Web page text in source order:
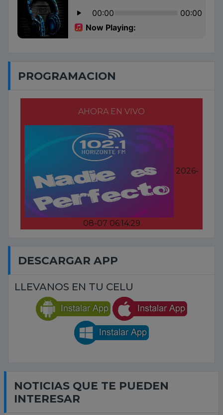
PROGRAMACION
AHORA EN VIVO
2026-
08-07 06:14:29
DESCARGAR APP
LLEVANOS EN TU CELU
NOTICIAS QUE TE PUEDEN
INTERESAR